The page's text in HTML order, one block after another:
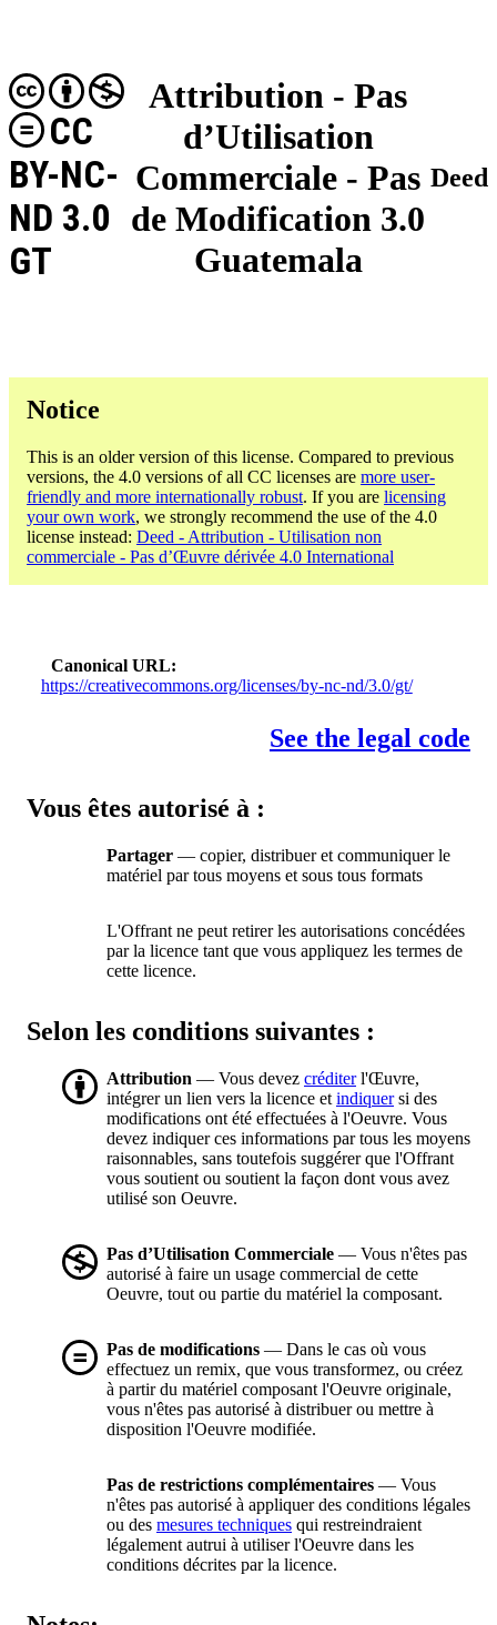
Attribution - Pas
d’Utilisation
Commerciale - Pas
de Modification 3.0
Guatemala
CC
BY-NC-
ND 3.0
GT
Deed
Notice
This is an older version of this license. Compared to previous
versions, the 4.0 versions of all CC licenses are more user-
friendly and more internationally robust. If you are licensing
your own work, we strongly recommend the use of the 4.0
license instead: Deed - Attribution - Utilisation non
commerciale - Pas d’Œuvre dérivée 4.0 International
Canonical URL
https://creativecommons.org/licenses/by-nc-nd/3.0/gt/
See the legal code
Vous êtes autorisé à :
Partager — copier, distribuer et communiquer le
matériel par tous moyens et sous tous formats
L'Offrant ne peut retirer les autorisations concédées
par la licence tant que vous appliquez les termes de
cette licence.
Selon les conditions suivantes :
Attribution — Vous devez créditerl'Œuvre,
intégrer un lien vers la licence et indiquersi des
modifications ont été effectuées à l'Oeuvre. Vous
devez indiquer ces informations par tous les moyens
raisonnables, sans toutefois suggérer que l'Offrant
vous soutient ou soutient la façon dont vous avez
utilisé son Oeuvre.
Pas d’Utilisation Commerciale — Vous n'êtes pas
autorisé à faire un usage commercial de cette
Oeuvre, tout ou partie du matériel la composant.
Pas de modifications — Dans le cas où vous
effectuez un remix, que vous transformez, ou créez
à partir du matériel composant l'Oeuvre originale,
vous n'êtes pas autorisé à distribuer ou mettre à
disposition l'Oeuvre modifiée.
Pas de restrictions complémentaires — Vous
n'êtes pas autorisé à appliquer des conditions légales
ou des mesures techniques qui restreindraient
légalement autrui à utiliser l'Oeuvre dans les
conditions décrites par la licence.